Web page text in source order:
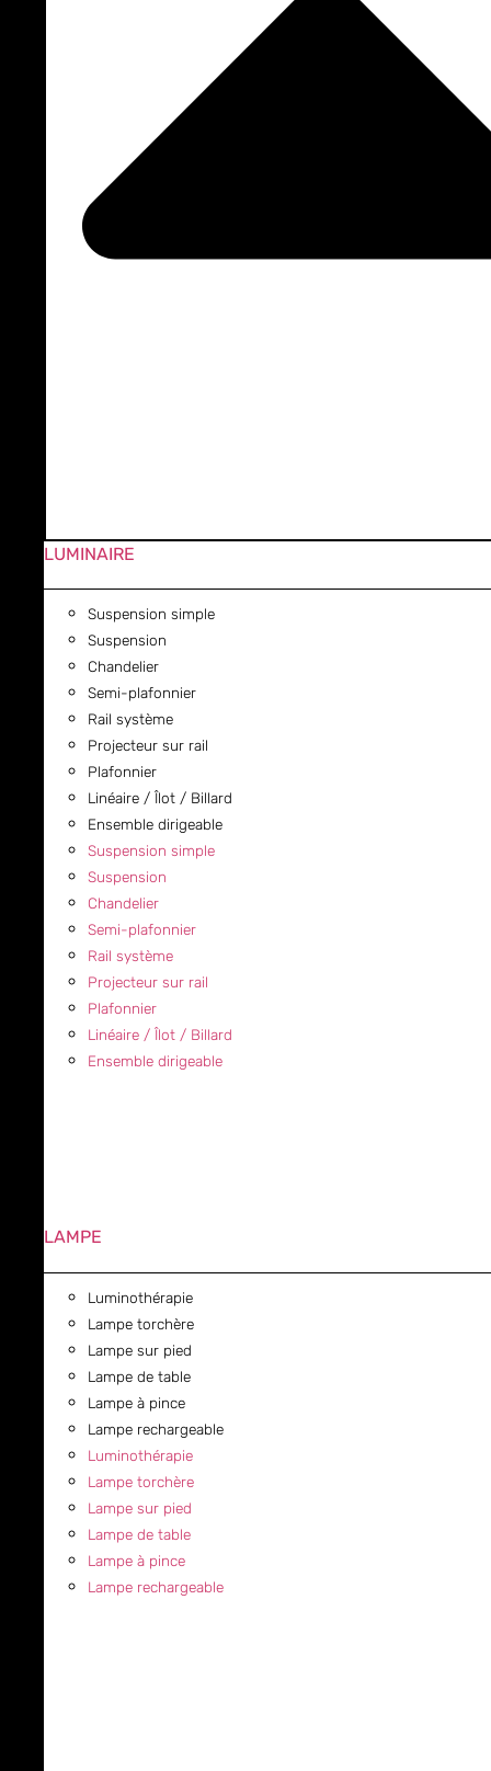
LUMINAIRE
Suspension simple
Suspension
Chandelier
Semi-plafonnier
Rail système
Projecteur sur rail
Plafonnier
Linéaire / Îlot / Billard
Ensemble dirigeable
Suspension simple
Suspension
Chandelier
Semi-plafonnier
Rail système
Projecteur sur rail
Plafonnier
Linéaire / Îlot / Billard
Ensemble dirigeable
LAMPE
Luminothérapie
Lampe torchère
Lampe sur pied
Lampe de table
Lampe à pince
Lampe rechargeable
Luminothérapie
Lampe torchère
Lampe sur pied
Lampe de table
Lampe à pince
Lampe rechargeable